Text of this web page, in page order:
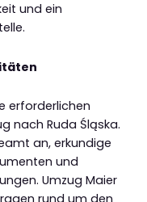
und ein
erforderlichen
nach Ruda Śląska.
an, erkundige
und
Umzug Maier